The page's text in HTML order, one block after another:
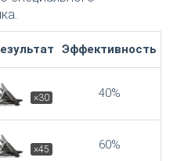
Эффективность
×30 40%
×45 60%